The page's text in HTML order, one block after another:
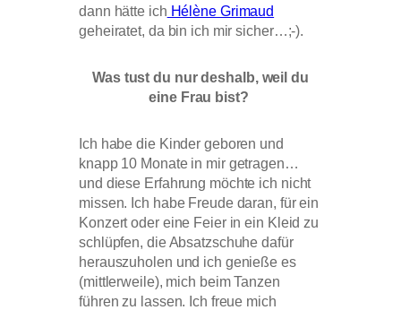
dann hätte ich Hélène Grimaud
geheiratet, da bin ich mir sicher…;-).
Was tust du nur deshalb, weil du
eine Frau bist?
Ich habe die Kinder geboren und
knapp 10 Monate in mir getragen…
und diese Erfahrung möchte ich nicht
missen. Ich habe Freude daran, für ein
Konzert oder eine Feier in ein Kleid zu
schlüpfen, die Absatzschuhe dafür
herauszuholen und ich genieße es
(mittlerweile), mich beim Tanzen
führen zu lassen. Ich freue mich